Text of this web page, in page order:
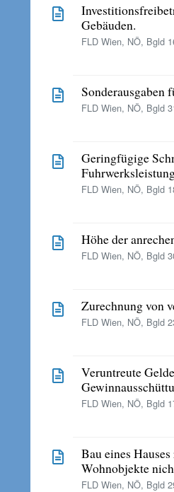
Gebäuden.
FLD Wien, NÖ, Bgld
Sonderausgaben
FLD Wien, NÖ, Bgld
Geringfügige
FLD Wien, NÖ, Bgld
Höhe der
FLD Wien, NÖ, Bgld
Zurechnung von
FLD Wien, NÖ, Bgld
Veruntreute
FLD Wien, NÖ, Bgld
Bau eines
Wohnobjekte
FLD Wien, NÖ, Bgld